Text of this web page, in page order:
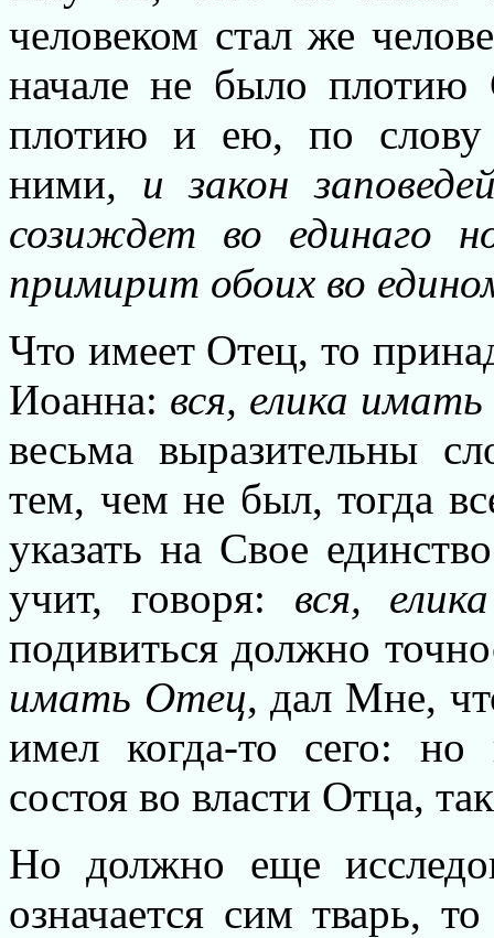
человеком стал же
начале не было плотию
плотию и ею, по слову
ними, и закон
созиждет во единаго
примирит обоих во
Что имеет Отец, то
Иоанна: вся, елика
весьма выразительны
тем, чем не был, тогда
указать на Свое
учит, говоря: вся,
подивиться должно
имать Отец, дал Мне,
имел когда-то сего: но
состоя во власти Отца,
Но должно еще
означается сим тварь,